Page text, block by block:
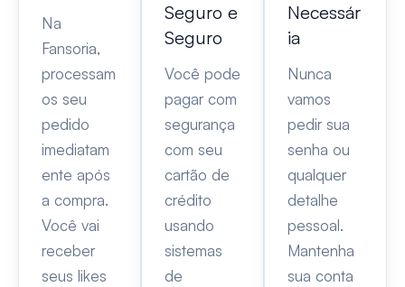
Na
Fansoria,
processam
os seu
pedido
imediatam
ente após
a compra.
Você vai
receber
seus likes
Seguro e
Seguro
Você pode
pagar com
segurança
com seu
cartão de
crédito
usando
sistemas
de
Necessár
ia
Nunca
vamos
pedir sua
senha ou
qualquer
detalhe
pessoal.
Mantenha
sua conta